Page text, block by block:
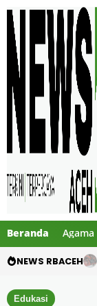
Beranda Agama
NEWS RBACEH
Edukasi